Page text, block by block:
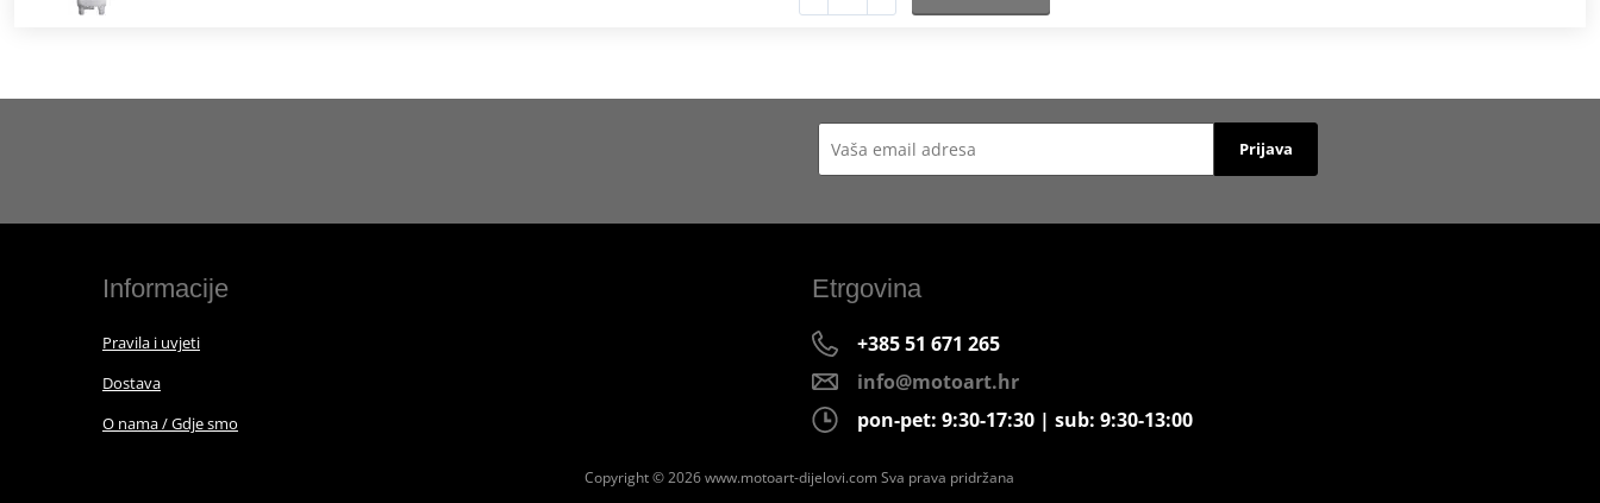
Prijava
Informacije
Pravila i uvjeti
Dostava
O nama / Gdje smo
Etrgovina
+385 51 671 265
info@motoart.hr
pon-pet: 9:30-17:30 | sub: 9:30-13:00
Copyright © 2026 www.motoart-dijelovi.com Sva prava pridržana